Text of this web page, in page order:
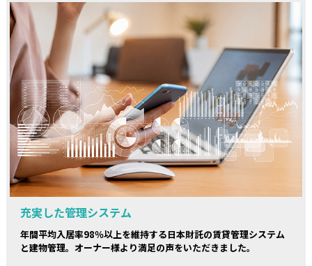
充実した管理システム
年間平均入居率98％以上を維持する日本財託の賃貸管理システム
と建物管理。オーナー様より満足の声をいただきました。